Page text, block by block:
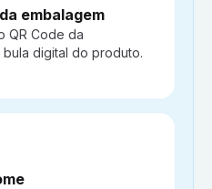
embalagem
QR Code da
digital do produto.